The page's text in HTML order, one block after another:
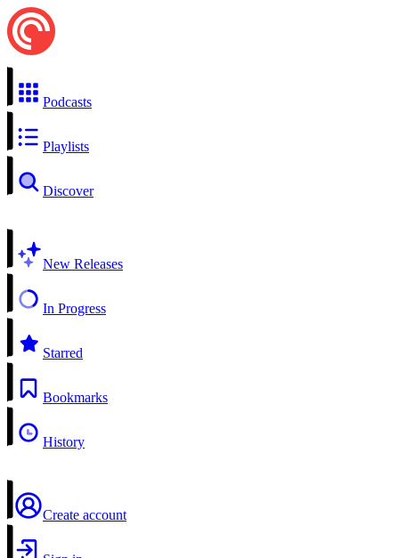
Podcasts
Playlists
Discover
New Releases
In Progress
Starred
Bookmarks
History
Create account